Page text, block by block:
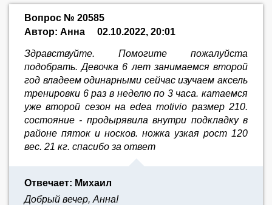
Вопрос № 20585
Автор: Анна
02.10.2022, 20:01
Здравствуйте. Помогите пожалуйста
подобрать. Девочка 6 лет занимаемся второй
год владеем одинарными сейчас изучаем аксель
тренировки 6 раз в неделю по 3 часа. катаемся
уже второй сезон на edea motivio размер 210.
состояние - продырявила внутри подкладку в
районе пяток и носков. ножка узкая рост 120
вес. 21 кг. спасибо за ответ
Отвечает: Михаил
Добрый вечер, Анна!